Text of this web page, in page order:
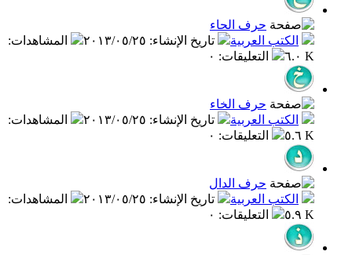
حرف الحاء
الكتب العربية
تاريخ الإنشاء: ٢٠١٣/٠٥/٢٥ المشاهدات:
٦.٠ K
التعليقات: ٠
حرف الخاء
الكتب العربية
تاريخ الإنشاء: ٢٠١٣/٠٥/٢٥ المشاهدات:
٥.٦ K
التعليقات: ٠
حرف الدال
الكتب العربية
تاريخ الإنشاء: ٢٠١٣/٠٥/٢٥ المشاهدات:
٥.٩ K
التعليقات: ٠